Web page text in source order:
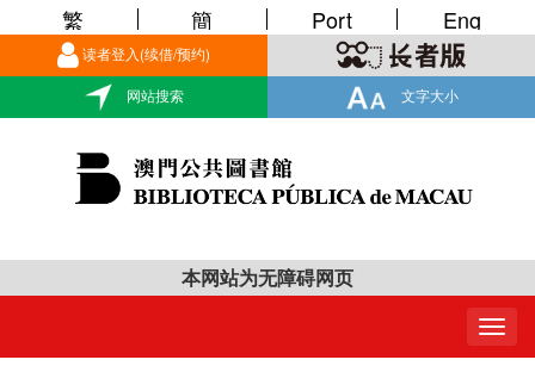
读者登入(续借/预约)
网站搜索 文字大小
繁 簡 Port Eng
本网站为无障碍网页